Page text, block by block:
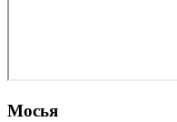
Мосья